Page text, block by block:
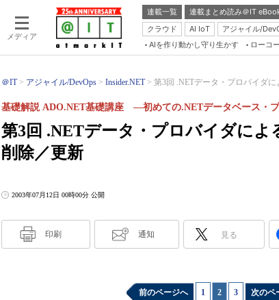
メディア
連載一覧 連載まとめ読み＠IT
クラウド
AI IoT アジャイル/
AIを作り動かし守り生かす ローコ
＠IT アジャイル/DevOps Insider.NET 第3回 .NETデータ・プロバイダ
第3回 .NETデータ・プロバイダによ
削除／更新
基礎解説 ADO.NET基礎講座 ―初めての.NETデータベース・
2003年07月12日 00時00分 公開
印刷 通知 見る
前のページへ 1 2 3 次のペ